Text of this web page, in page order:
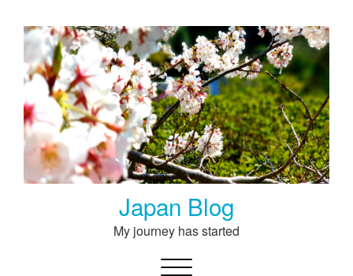
content
Japan Blog
My journey has started
Toggle navigation